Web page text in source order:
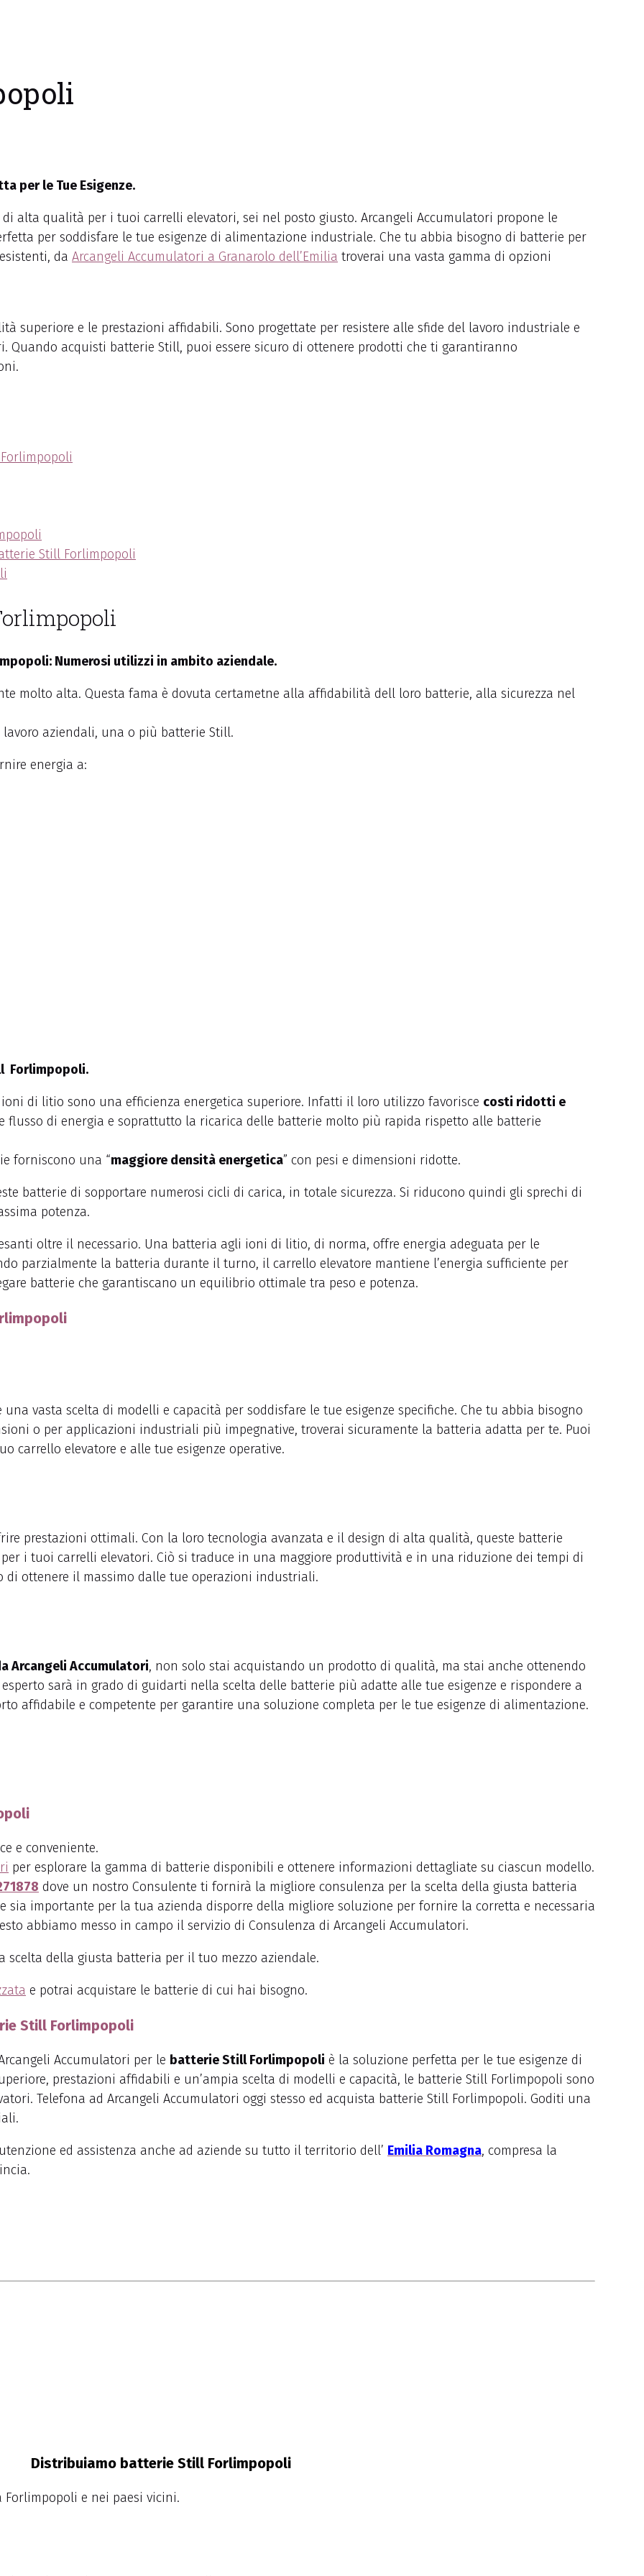
per le Tue Esigenze.
di alta qualità per i tuoi carrelli elevatori, sei nel posto giusto. Arcangeli Accumulatori propone le
per soddisfare le tue esigenze di alimentazione industriale. Che tu abbia bisogno di batterie per
da Arcangeli Accumulatori a Granarolo dell’Emilia troverai una vasta gamma di opzioni
superiore e le prestazioni affidabili. Sono progettate per resistere alle sfide del lavoro industriale e
Quando acquisti batterie Still, puoi essere sicuro di ottenere prodotti che ti garantiranno
Still Forlimpopoli
Numerosi utilizzi in ambito aziendale.
molto alta. Questa fama è dovuta certametne alla affidabilità dell loro batterie, alla sicurezza nel
aziendali, una o più batterie Still.
energia a:
Forlimpopoli.
di litio sono una efficienza energetica superiore. Infatti il loro utilizzo favorisce costi ridotti e
flusso di energia e soprattutto la ricarica delle batterie molto più rapida rispetto alle batterie
forniscono una “maggiore densità energetica” con pesi e dimensioni ridotte.
batterie di sopportare numerosi cicli di carica, in totale sicurezza. Si riducono quindi gli sprechi di
potenza.
oltre il necessario. Una batteria agli ioni di litio, di norma, offre energia adeguata per le
parzialmente la batteria durante il turno, il carrello elevatore mantiene l’energia sufficiente per
batterie che garantiscano un equilibrio ottimale tra peso e potenza.
una vasta scelta di modelli e capacità per soddisfare le tue esigenze specifiche. Che tu abbia bisogno
o per applicazioni industriali più impegnative, troverai sicuramente la batteria adatta per te. Puoi
carrello elevatore e alle tue esigenze operative.
prestazioni ottimali. Con la loro tecnologia avanzata e il design di alta qualità, queste batterie
i tuoi carrelli elevatori. Ciò si traduce in una maggiore produttività e in una riduzione dei tempi di
di ottenere il massimo dalle tue operazioni industriali.
Arcangeli Accumulatori, non solo stai acquistando un prodotto di qualità, ma stai anche ottenendo
sarà in grado di guidarti nella scelta delle batterie più adatte alle tue esigenze e rispondere a
affidabile e competente per garantire una soluzione completa per le tue esigenze di alimentazione.
e conveniente.
per esplorare la gamma di batterie disponibili e ottenere informazioni dettagliate su ciascun modello.
dove un nostro Consulente ti fornirà la migliore consulenza per la scelta della giusta batteria
sia importante per la tua azienda disporre della migliore soluzione per fornire la corretta e necessaria
abbiamo messo in campo il servizio di Consulenza di Arcangeli Accumulatori.
della giusta batteria per il tuo mezzo aziendale.
e potrai acquistare le batterie di cui hai bisogno.
Still Forlimpopoli
Accumulatori per le batterie Still Forlimpopoli è la soluzione perfetta per le tue esigenze di
prestazioni affidabili e un’ampia scelta di modelli e capacità, le batterie Still Forlimpopoli sono
Telefona ad Arcangeli Accumulatori oggi stesso ed acquista batterie Still Forlimpopoli. Goditi una
ed assistenza anche ad aziende su tutto il territorio dell’ Emilia Romagna, compresa la
Distribuiamo batterie Still Forlimpopoli
Forlimpopoli e nei paesi vicini.